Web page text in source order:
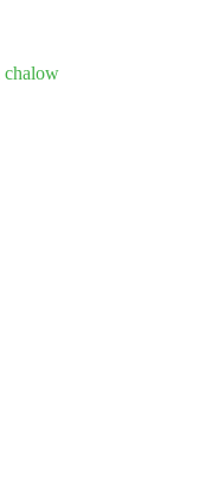
chalow